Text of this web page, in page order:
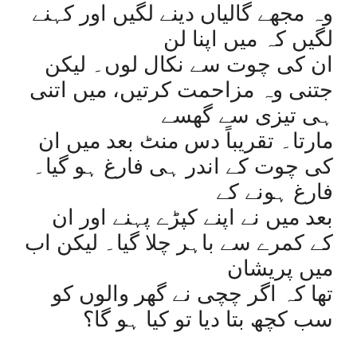
وہ مجھے گالیاں دینے لگیں اور کہنے
لگیں کہ میں اپنا لن
ان کی چوت سے نکال لوں۔ لیکن
جتنی وہ مزاحمت کرتیں، میں اتنی
ہی تیزی سے گھسے
مارتا۔ تقریباً دس منٹ بعد میں ان
کی چوت کے اندر ہی فارغ ہو گیا۔
فارغ ہونے کے
بعد میں نے اپنے کپڑے پہنے اور ان
کے کمرے سے باہر چلا گیا۔ لیکن اب
میں پریشان
تھا کہ اگر چچی نے گھر والوں کو
سب کچھ بتا دیا تو کیا ہو گا؟